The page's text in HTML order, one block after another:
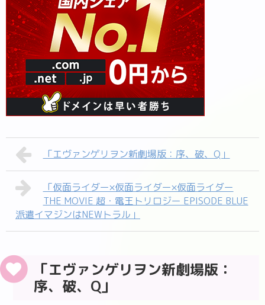
「エヴァンゲリヲン新劇場版：序、破、Q」
「仮面ライダー×仮面ライダー×仮面ライダー
THE MOVIE 超・電王トリロジー EPISODE BLUE
派遣イマジンはNEWトラル」
「エヴァンゲリヲン新劇場版：
序、破、Q」